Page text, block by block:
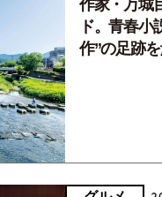
作家・万城
ド。青春小
作”の足跡を